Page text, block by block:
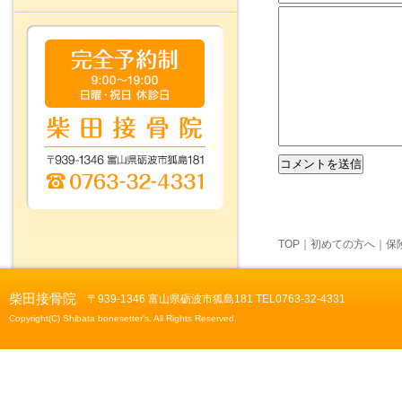
TOP 初めての方へ 保
柴田接骨院 〒939-1346 富山県砺波市狐島181 TEL0763-32-4331
Copyright(C) Shibata bonesetter's. All Rights Reserved.